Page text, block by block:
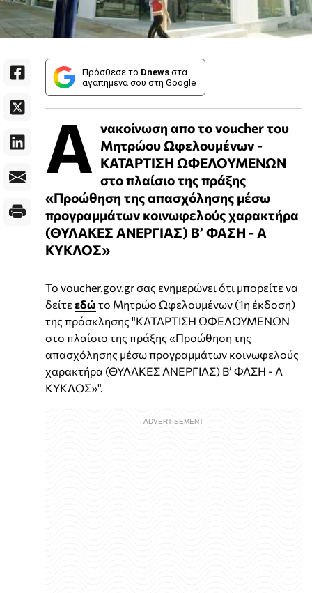
Πρόσθεσε το Dnews στα
αγαπημένα σου στη Google
Α νακοίνωση απο το voucher του
Μητρώου Ωφελουμένων -
ΚΑΤΑΡΤΙΣΗ ΩΦΕΛΟΥΜΕΝΩΝ
στο πλαίσιο της πράξης
«Προώθηση της απασχόλησης μέσω
προγραμμάτων κοινωφελούς χαρακτήρα
(ΘΥΛΑΚΕΣ ΑΝΕΡΓΙΑΣ) Β’ ΦΑΣΗ - Α
ΚΥΚΛΟΣ»
Το voucher.gov.gr σας ενημερώνει ότι μπορείτε να
δείτεεδώ το Μητρώο Ωφελουμένων (1η έκδοση)
της πρόσκλησης "ΚΑΤΑΡΤΙΣΗ ΩΦΕΛΟΥΜΕΝΩΝ
στο πλαίσιο της πράξης «Προώθηση της
απασχόλησης μέσω προγραμμάτων κοινωφελούς
χαρακτήρα (ΘΥΛΑΚΕΣ ΑΝΕΡΓΙΑΣ) Β’ ΦΑΣΗ - Α
ΚΥΚΛΟΣ»".